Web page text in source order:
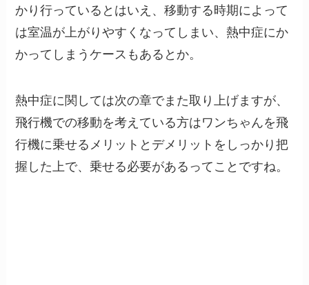
かり行っているとはいえ、移動する時期によって
は室温が上がりやすくなってしまい、熱中症にか
かってしまうケースもあるとか。
熱中症に関しては次の章でまた取り上げますが、
飛行機での移動を考えている方はワンちゃんを飛
行機に乗せるメリットとデメリットをしっかり把
握した上で、乗せる必要があるってことですね。